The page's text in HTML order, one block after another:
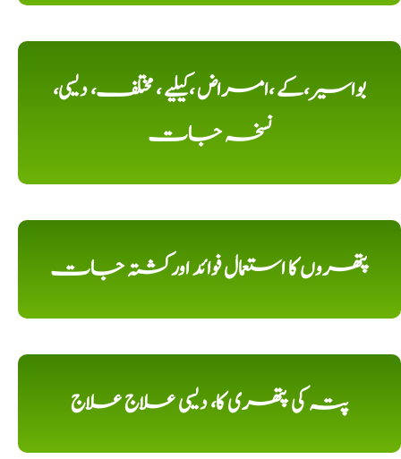
بواسیر،کے ،امراض ،کیلیے ، مختلف، دیسی،
نسخہ جات
پتھروں کا استعمال فوائد اورکشتہ جات
پتہ کی پتھری کا، دیسی علاج علاج